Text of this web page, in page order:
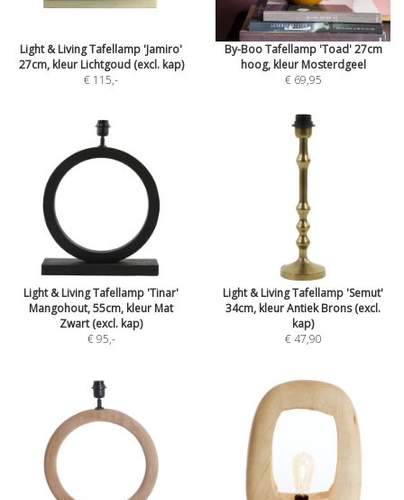
Light & Living Tafellamp 'Jamiro'
27cm, kleur Lichtgoud (excl. kap)
€ 115,-
By-Boo Tafellamp 'Toad' 27cm
hoog, kleur Mosterdgeel
€ 69,95
Light & Living Tafellamp 'Tinar'
Mangohout, 55cm, kleur Mat
Zwart (excl. kap)
€ 95,-
Light & Living Tafellamp 'Semut'
34cm, kleur Antiek Brons (excl.
kap)
€ 47,90